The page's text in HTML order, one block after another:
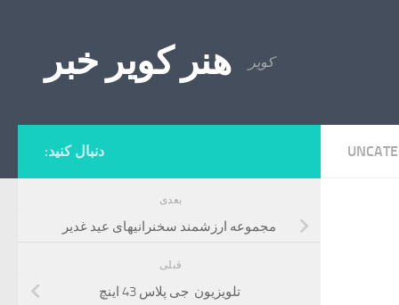
هنر کویر خبر کویر
دنبال کنید:
بعدی
مجموعه ارزشمند سخنرانیهای عید غدیر
قبلی
تلویزیون جی پلاس 43 اینچ